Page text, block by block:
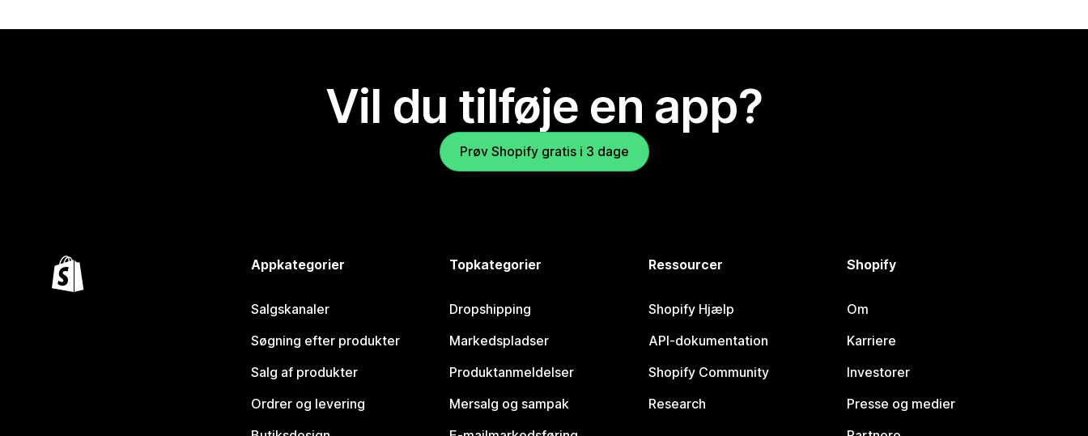
Vil du tilføje en app?
Prøv Shopify gratis i 3 dage
Appkategorier
Salgskanaler
Søgning efter produkter
Salg af produkter
Ordrer og levering
Topkategorier
Dropshipping
Markedspladser
Produktanmeldelser
Mersalg og sampak
Ressourcer
Shopify Hjælp
API-dokumentation
Shopify Community
Research
Shopify
Om
Karriere
Investorer
Presse og medier